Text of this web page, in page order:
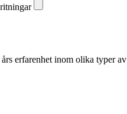
erfarenhet inom olika typer